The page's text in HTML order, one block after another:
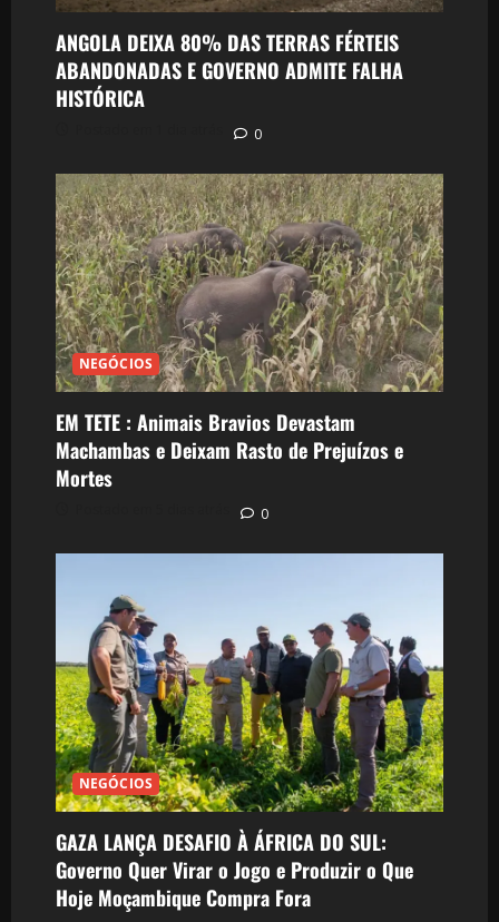
ANGOLA DEIXA 80% DAS TERRAS FÉRTEIS
ABANDONADAS E GOVERNO ADMITE FALHA
HISTÓRICA
0
NEGÓCIOS
EM TETE : Animais Bravios Devastam
Machambas e Deixam Rasto de Prejuízos e
Mortes
0
NEGÓCIOS
GAZA LANÇA DESAFIO À ÁFRICA DO SUL:
Governo Quer Virar o Jogo e Produzir o Que
Hoje Moçambique Compra Fora